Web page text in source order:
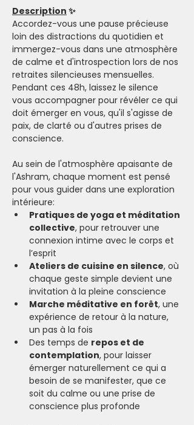
Description ✨
Accordez-vous une pause précieuse
loin des distractions du quotidien et
immergez-vous dans une atmosphère
de calme et d'introspection lors de nos
retraites silencieuses mensuelles.
Pendant ces 48h, laissez le silence
vous accompagner pour révéler ce qui
doit émerger en vous, qu'il s'agisse de
paix, de clarté ou d'autres prises de
conscience.
Au sein de l'atmosphère apaisante de
l'Ashram, chaque moment est pensé
pour vous guider dans une exploration
intérieure:
Pratiques de yoga et méditation
collective, pour retrouver une
connexion intime avec le corps et
l’esprit
Ateliers de cuisine en silence, où
chaque geste simple devient une
invitation à la pleine conscience
Marche méditative en forêt, une
expérience de retour à la nature,
un pas à la fois
Des temps de repos et de
contemplation, pour laisser
émerger naturellement ce qui a
besoin de se manifester, que ce
soit du calme ou une prise de
conscience plus profonde